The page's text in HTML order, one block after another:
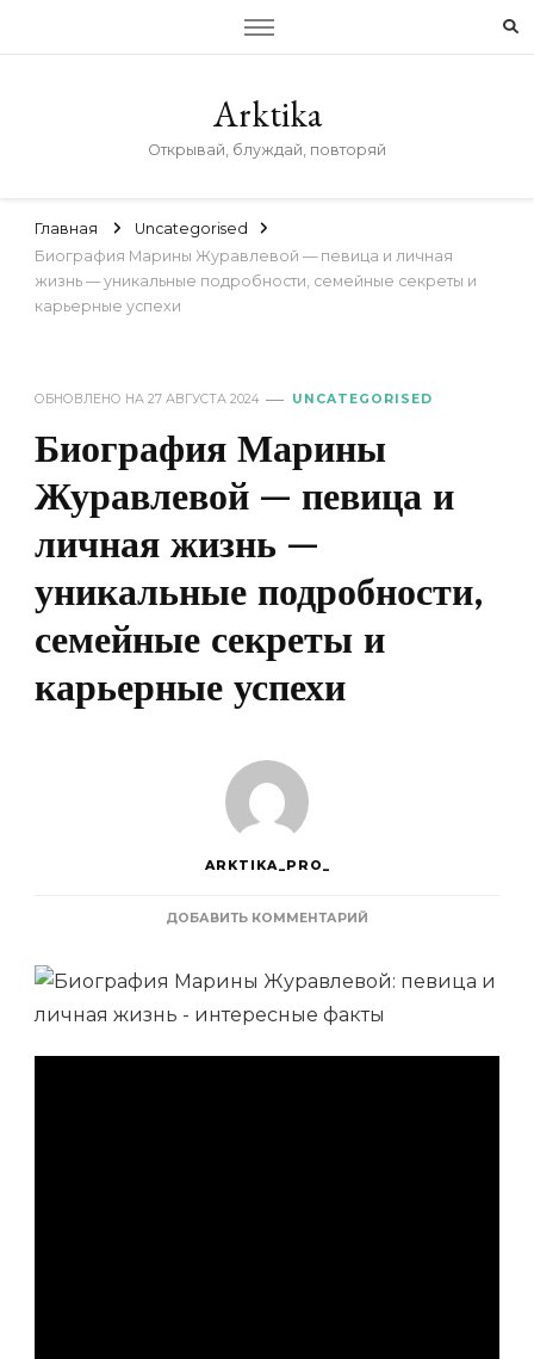
Arktika
Открывай, блуждай, повторяй
Главная
Uncategorised
Биография Марины Журавлевой — певица и личная
жизнь — уникальные подробности, семейные секреты и
карьерные успехи
ОБНОВЛЕНО НА 27 АВГУСТА 2024 UNCATEGORISED
Биография Марины
Журавлевой — певица и
личная жизнь —
уникальные подробности,
семейные секреты и
карьерные успехи
ARKTIKA_PRO_
ДОБАВИТЬ КОММЕНТАРИЙ
МАРИНЫ
—